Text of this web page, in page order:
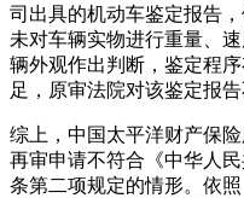
司出具的机动车鉴定报告
未对车辆实物进行重量、
辆外观作出判断，鉴定程
足，原审法院对该鉴定报告
综上，中国太平洋财产保
再审申请不符合《中华人
条第二项规定的情形。依